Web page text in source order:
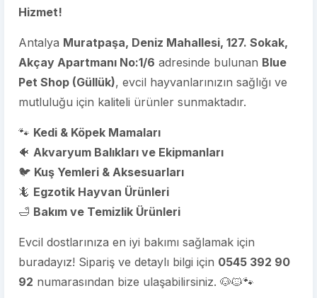
Hizmet!
Antalya Muratpaşa, Deniz Mahallesi, 127. Sokak,
Akçay Apartmanı No:1/6 adresinde bulunan Blue
Pet Shop (Güllük), evcil hayvanlarınızın sağlığı ve
mutluluğu için kaliteli ürünler sunmaktadır.
🐾 Kedi & Köpek Mamaları
🐠 Akvaryum Balıkları ve Ekipmanları
🐦 Kuş Yemleri & Aksesuarları
🦎 Egzotik Hayvan Ürünleri
🛁 Bakım ve Temizlik Ürünleri
Evcil dostlarınıza en iyi bakımı sağlamak için
buradayız! Sipariş ve detaylı bilgi için 0545 392 90
92 numarasından bize ulaşabilirsiniz. 🐶🐱🐾